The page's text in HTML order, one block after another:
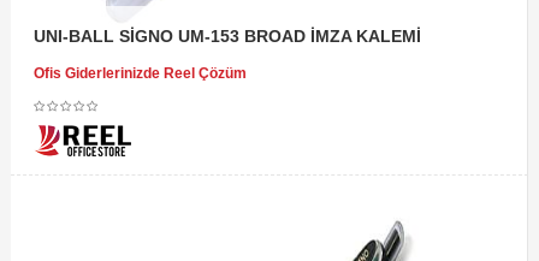
UNI-BALL SİGNO UM-153 BROAD İMZA KALEMİ
Ofis Giderlerinizde Reel Çözüm